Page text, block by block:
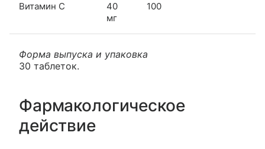
Витамин C
40
мг
100
Форма выпуска и упаковка
30 таблеток.
Фармакологическое
действие